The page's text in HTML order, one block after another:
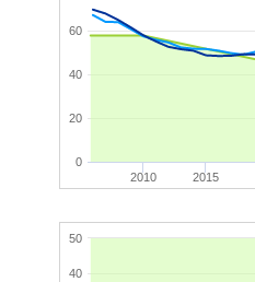
2010 2015
0
20
40
60
40
50